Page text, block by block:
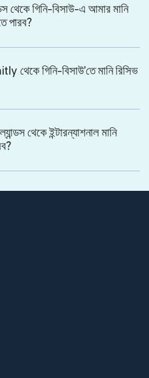
থেকে গিনি-বিসাউ-এ আমার মানি
পারব?
থেকে গিনি-বিসাউ'তে মানি রিসিভ
থেকে ইন্টারন্যাশনাল মানি